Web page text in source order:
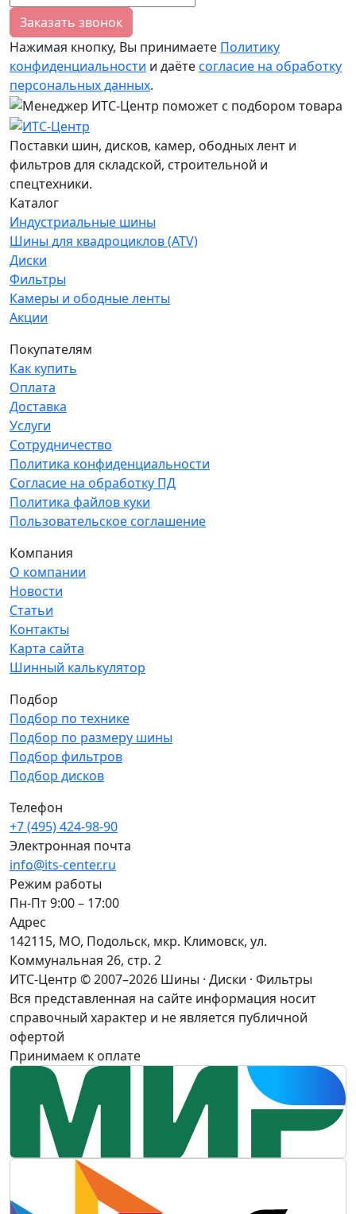
Заказать звонок
Нажимая кнопку, Вы принимаете Политику
конфиденциальности и даётесогласие на обработку
персональных данных.
Поставки шин, дисков, камер, ободных лент и
фильтров для складской, строительной и
спецтехники.
Каталог
Индустриальные шины
Шины для квадроциклов (ATV)
Диски
Фильтры
Камеры и ободные ленты
Акции
Покупателям
Как купить
Оплата
Доставка
Услуги
Сотрудничество
Политика конфиденциальности
Согласие на обработку ПД
Политика файлов куки
Пользовательское соглашение
Компания
О компании
Новости
Статьи
Контакты
Карта сайта
Шинный калькулятор
Подбор
Подбор по технике
Подбор по размеру шины
Подбор фильтров
Подбор дисков
Телефон
+7 (495) 424-98-90
Электронная почта
info@its-center.ru
Режим работы
Пн-Пт 9:00 – 17:00
Адрес
142115, МО, Подольск, мкр. Климовск, ул.
Коммунальная 26, стр. 2
ИТС-Центр © 2007–2026 Шины · Диски · Фильтры
Вся представленная на сайте информация носит
справочный характер и не является публичной
офертой
Принимаем к оплате